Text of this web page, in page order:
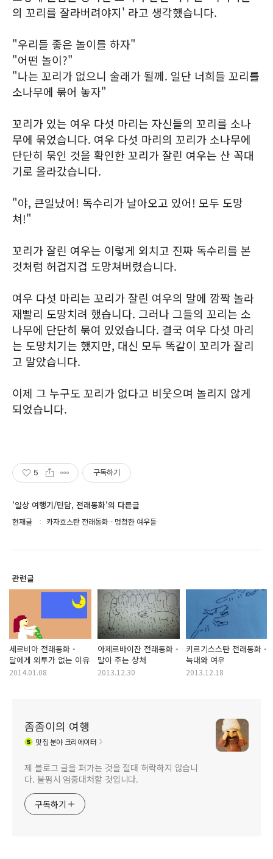
의 꼬리를 잘라버려야지' 라고 생각했습니다.
"우리들 좋은 놀이를 하자"
"어떤 놀이?"
"나는 꼬리가 없으니 술래가 될께. 일단 너희들 꼬리를
소나무에 묶어 놓자"
꼬리가 있는 여우 다섯 마리는 자신들의 꼬리를 소나
무에 묶었습니다. 여우 다섯 마리의 꼬리가 소나무에
단단히 묶인 것을 확인한 꼬리가 잘린 여우는 산 꼭대
기로 올라갔습니다.
"야, 큰일났어! 독수리가 날아오고 있어! 모두 도망
쳐!"
꼬리가 잘린 여우는 이렇게 외치고 진짜 독수리를 본
것처럼 허겁지겁 도망쳐버렸습니다.
여우 다섯 마리는 꼬리가 잘린 여우의 말에 깜짝 놀라
재빨리 도망치려 했습니다. 그러나 그들의 꼬리는 소
나무에 단단히 묶여 있었습니다. 결국 여우 다섯 마리
는 도망치기는 했지만, 대신 모두 똑같이 꼬리가 잘리
고 말았습니다.
이제 그 누구도 꼬리가 없다고 비웃으며 놀리지 않게
되었습니다.
5 구독하기
'일상 여행기/민담, 전래동화'의 다른글
현재글 카자흐스탄 전래동화 - 멍청한 여우들
관련글
세르비아 전래동화 -
달에게 외투가 없는 이유
2014.01.08
아제르바이잔 전래동화 -
말이 주는 상처
2013.12.30
키르기스스탄 전래동화 -
늑대와 여우
2013.12.18
좀좀이의 여행
맛집분야 크리에이터
제 블로그 글을 퍼가는 것을 절대 허락하지 않습니
다. 불펌시 엄중대처할 것입니다.
구독하기